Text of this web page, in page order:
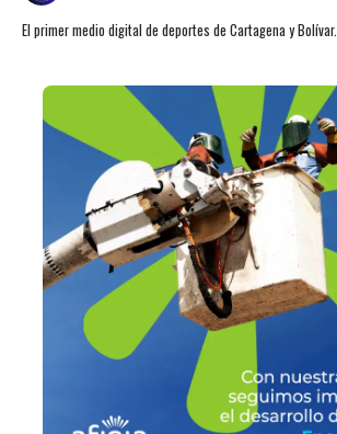
El primer medio digital de deportes de Cartagena y Bolívar.